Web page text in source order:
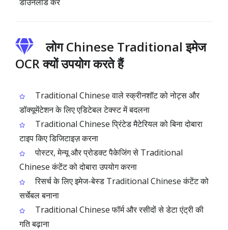
लोग Chinese Traditional इमेज
OCR क्यों उपयोग करते हैं
Traditional Chinese वाले स्क्रीनशॉट को नोट्स और
डॉक्यूमेंटेशन के लिए एडिटेबल टेक्स्ट में बदलना
Traditional Chinese प्रिंटेड मैटेरियल को बिना दोबारा
टाइप किए डिजिटाइज़ करना
पोस्टर, मेन्यू और प्रोडक्ट पैकेजिंग से Traditional
Chinese कंटेंट को दोबारा उपयोग करना
रिसर्च के लिए इमेज-बेस्ड Traditional Chinese कंटेंट को
सर्चेबल बनाना
Traditional Chinese फॉर्म और रसीदों से डेटा एंट्री की
गति बढ़ाना